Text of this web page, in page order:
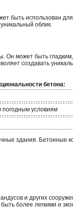
быть использован
облик.
Он может быть
создавать
бетона:
погодным условиям
здания. Бетонные
и других
более легкими и